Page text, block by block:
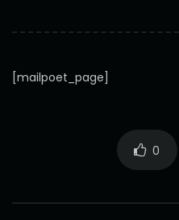
[mailpoet_page]
0